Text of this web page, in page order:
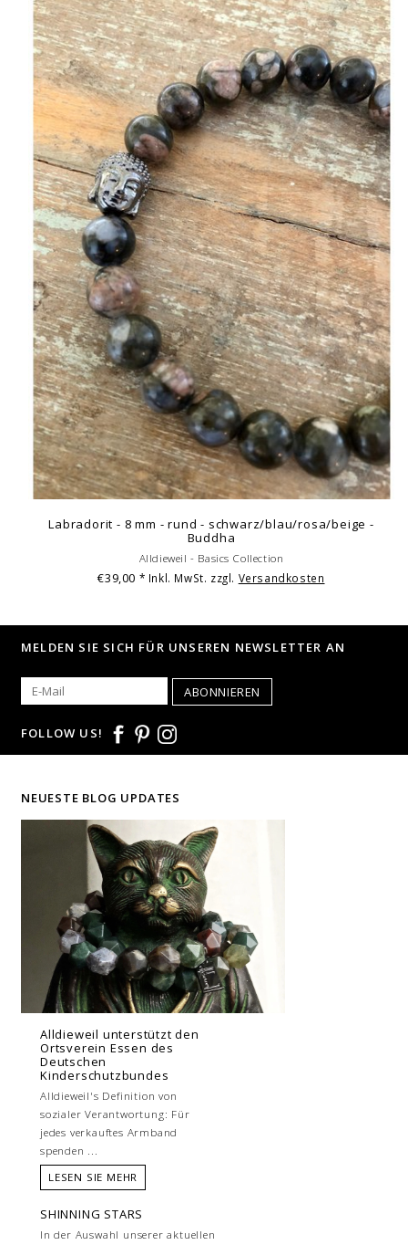
Labradorit - 8 mm - rund - schwarz/blau/rosa/beige -
Buddha
Alldieweil - Basics Collection
€39,00 * Inkl. MwSt. zzgl. Versandkosten
MELDEN SIE SICH FÜR UNSEREN NEWSLETTER AN
ABONNIEREN
FOLLOW US!
NEUESTE BLOG UPDATES
Alldieweil unterstützt den
Ortsverein Essen des
Deutschen
Kinderschutzbundes
Alldieweil's Definition von
sozialer Verantwortung: Für
jedes verkauftes Armband
spenden ...
LESEN SIE MEHR
SHINNING STARS
In der Auswahl unserer aktuellen